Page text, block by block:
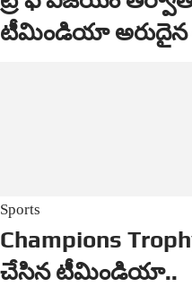
టీమిండియా అరుదైన
Sports
Champions
చేసిన టీమిండియా..